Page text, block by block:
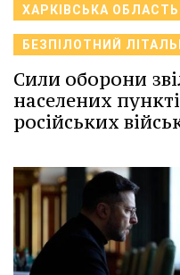
ХАРКІВСЬКА ОБЛАСТЬ
БЕЗПІЛОТНИЙ
Сили оборони
населених
російських